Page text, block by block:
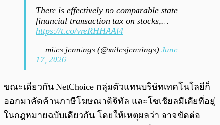
There is effectively no comparable state
financial transaction tax on stocks,…
https://t.co/vreRHHAAl4
— miles jennings (@milesjennings) June
17, 2026
ขณะเดียวกัน NetChoice กลุ่มตัวแทนบริษัทเทคโนโลยีก็
ออกมาคัดค้านภาษีโฆษณาดิจิทัล และโซเชียลมีเดียที่อยู่
ในกฎหมายฉบับเดียวกัน โดยให้เหตุผลว่า อาจขัดต่อ